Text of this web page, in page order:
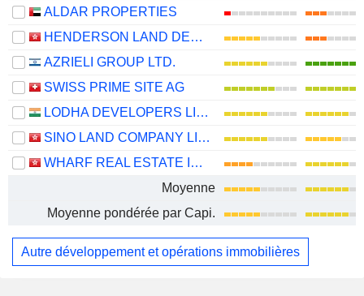
ALDAR PROPERTIES
HENDERSON LAND DEVELOPMENT COMPANY LIMITED
AZRIELI GROUP LTD.
SWISS PRIME SITE AG
LODHA DEVELOPERS LIMITED
SINO LAND COMPANY LIMITED
WHARF REAL ESTATE INVESTMENT COMPANY LIMITED
Moyenne
Moyenne pondérée par Capi.
Autre développement et opérations immobilières